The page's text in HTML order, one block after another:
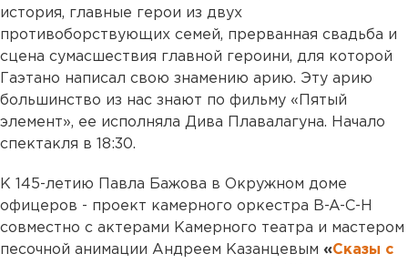
история, главные герои из двух
противоборствующих семей, прерванная свадьба и
сцена сумасшествия главной героини, для которой
Гаэтано написал свою знамению арию. Эту арию
большинство из нас знают по фильму «Пятый
элемент», ее исполняла Дива Плавалагуна. Начало
спектакля в 18:30.
К 145-летию Павла Бажова в Окружном доме
офицеров - проект камерного оркестра B-A-C-H
совместно с актерами Камерного театра и мастером
песочной анимации Андреем Казанцевым «Сказы с